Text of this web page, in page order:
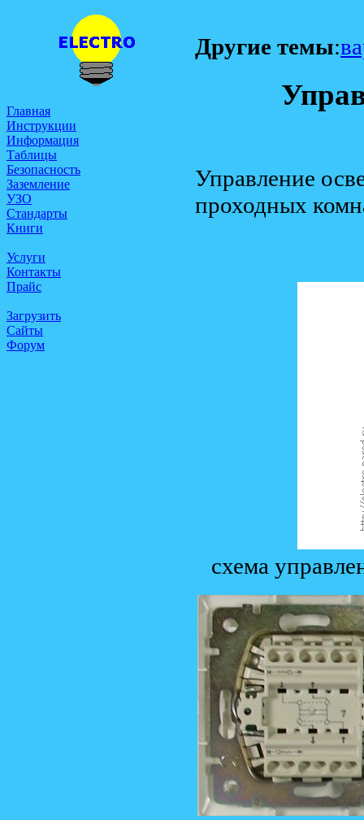
Главная
Инструкции
Информация
Таблицы
Безопасность
Заземление
УЗО
Стандарты
Книги
Услуги
Контакты
Прайс
Загрузить
Сайты
Форум
Другие темы:
Управление
проходных
схема